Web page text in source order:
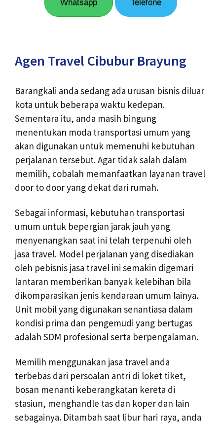
Whatsapp Telefone
Agen Travel Cibubur Brayung
Barangkali anda sedang ada urusan bisnis diluar
kota untuk beberapa waktu kedepan.
Sementara itu, anda masih bingung
menentukan moda transportasi umum yang
akan digunakan untuk memenuhi kebutuhan
perjalanan tersebut. Agar tidak salah dalam
memilih, cobalah memanfaatkan layanan travel
door to door yang dekat dari rumah.
Sebagai informasi, kebutuhan transportasi
umum untuk bepergian jarak jauh yang
menyenangkan saat ini telah terpenuhi oleh
jasa travel. Model perjalanan yang disediakan
oleh pebisnis jasa travel ini semakin digemari
lantaran memberikan banyak kelebihan bila
dikomparasikan jenis kendaraan umum lainya.
Unit mobil yang digunakan senantiasa dalam
kondisi prima dan pengemudi yang bertugas
adalah SDM profesional serta berpengalaman.
Memilih menggunakan jasa travel anda
terbebas dari persoalan antri di loket tiket,
bosan menanti keberangkatan kereta di
stasiun, menghandle tas dan koper dan lain
sebagainya. Ditambah saat libur hari raya, anda